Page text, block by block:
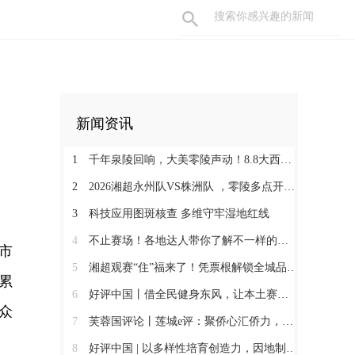
新闻资讯
1 千年泉陵回响，大美零陵声动！8.8大西门戏梦广场，一天穿越古今，共赴文旅盛宴
2 2026湘超永州队VS株洲队 ，零陵多点开设第二现场+赛事接驳车暖心上线
3 科技应用图斑核查 多维守牢湿地红线
4 不止赛场！各地达人带你了解不一样的永州
5 湘超观赛“住”福来了！凭票根解锁全城品质住宿低价！
6 好评中国丨借全民健身东风，让本土赛事撬动消费新增长
7 芙蓉国评论丨莲城e评：聚侨心汇侨力，山海万里皆家国
8 好评中国 | 以多样性培育创造力，因地制宜发展新质生产力